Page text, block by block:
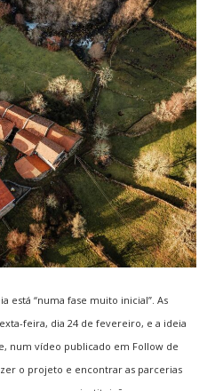
está “numa fase muito inicial”. As
feira, dia 24 de fevereiro, e a ideia
num vídeo publicado em Follow de
o projeto e encontrar as parcerias